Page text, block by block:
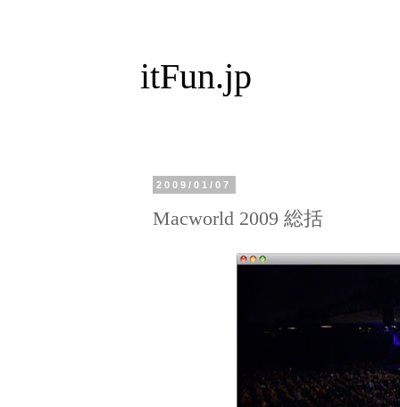
itFun.jp
2009/01/07
Macworld 2009 総括